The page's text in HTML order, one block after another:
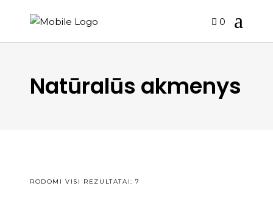
0
Natūralūs akmenys
RODOMI VISI REZULTATAI: 7